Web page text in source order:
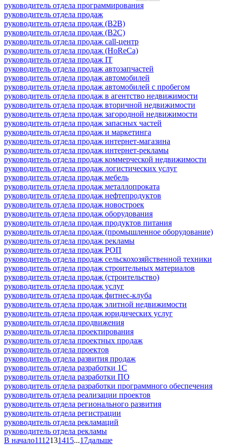
руководитель отдела программирования
руководитель отдела продаж
руководитель отдела продаж (B2B)
руководитель отдела продаж (B2C)
руководитель отдела продаж call-центр
руководитель отдела продаж (HoReCa)
руководитель отдела продаж IT
руководитель отдела продаж автозапчастей
руководитель отдела продаж автомобилей
руководитель отдела продаж автомобилей с пробегом
руководитель отдела продаж в агентство недвижимости
руководитель отдела продаж вторичной недвижимости
руководитель отдела продаж загородной недвижимости
руководитель отдела продаж запасных частей
руководитель отдела продаж и маркетинга
руководитель отдела продаж интернет-магазина
руководитель отдела продаж интернет-рекламы
руководитель отдела продаж коммерческой недвижимости
руководитель отдела продаж логистических услуг
руководитель отдела продаж мебель
руководитель отдела продаж металлопроката
руководитель отдела продаж нефтепродуктов
руководитель отдела продаж новостроек
руководитель отдела продаж оборудования
руководитель отдела продаж продуктов питания
руководитель отдела продаж (промышленное оборудование)
руководитель отдела продаж рекламы
руководитель отдела продаж РОП
руководитель отдела продаж сельскохозяйственной техники
руководитель отдела продаж строительных материалов
руководитель отдела продаж (строительство)
руководитель отдела продаж услуг
руководитель отдела продаж фитнес-клуба
руководитель отдела продаж элитной недвижимости
руководитель отдела продаж юридических услуг
руководитель отдела продвижения
руководитель отдела проектирования
руководитель отдела проектных продаж
руководитель отдела проектов
руководитель отдела развития продаж
руководитель отдела разработки 1С
руководитель отдела разработки ПО
руководитель отдела разработки программного обеспечения
руководитель отдела реализации проектов
руководитель отдела регионального развития
руководитель отдела регистрации
руководитель отдела рекламаций
руководитель отдела рекламы
В начало1112131415...17дальше